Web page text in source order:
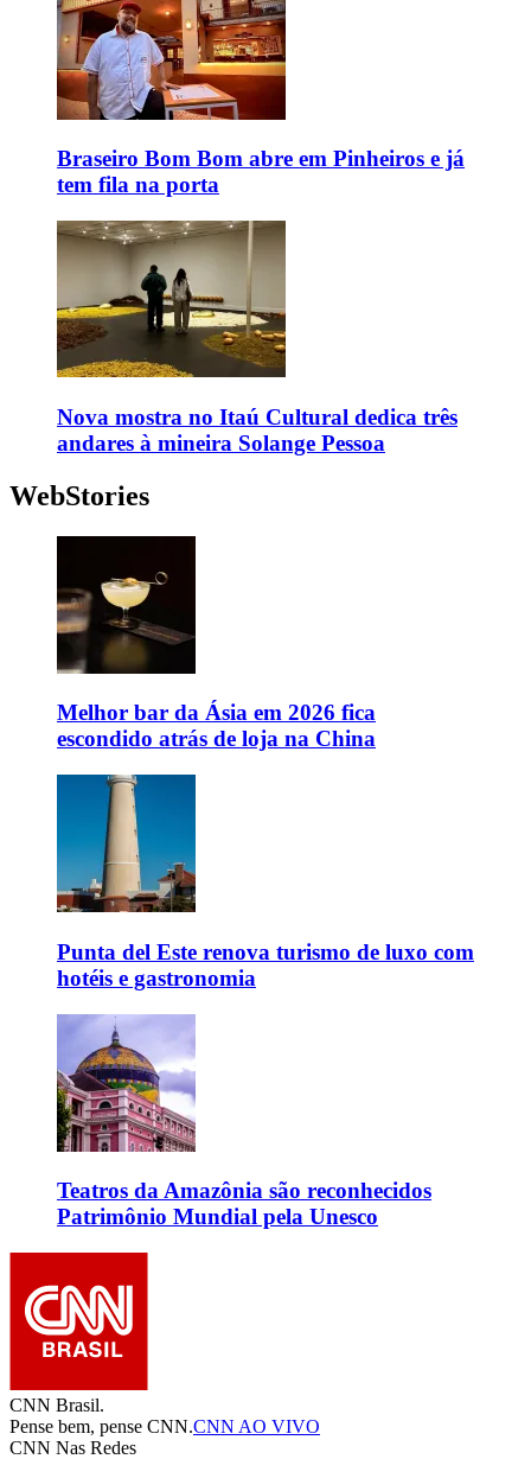
Braseiro Bom Bom abre em Pinheiros e já
tem fila na porta
Nova mostra no Itaú Cultural dedica três
andares à mineira Solange Pessoa
WebStories
Melhor bar da Ásia em 2026 fica
escondido atrás de loja na China
Punta del Este renova turismo de luxo com
hotéis e gastronomia
Teatros da Amazônia são reconhecidos
Patrimônio Mundial pela Unesco
CNN Brasil.
Pense bem, pense CNN.CNN AO VIVO
CNN Nas Redes